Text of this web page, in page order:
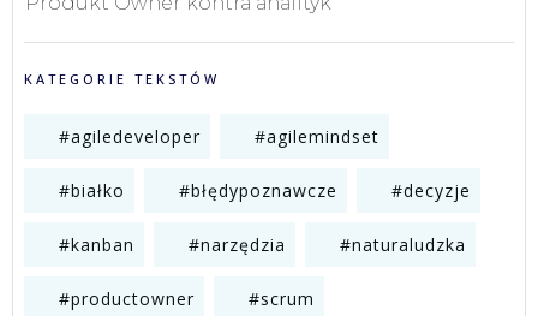
KATEGORIE TEKSTÓW
#agiledeveloper #agilemindset
#białko #błędypoznawcze #decyzje
#kanban #narzędzia #naturaludzka
#productowner #scrum